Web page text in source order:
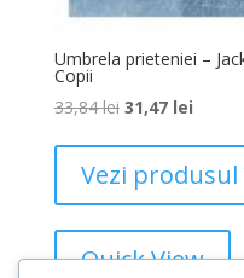
Umbrela prieteniei –
Copii
33,84lei 31,47 lei
Vezi
Quick View